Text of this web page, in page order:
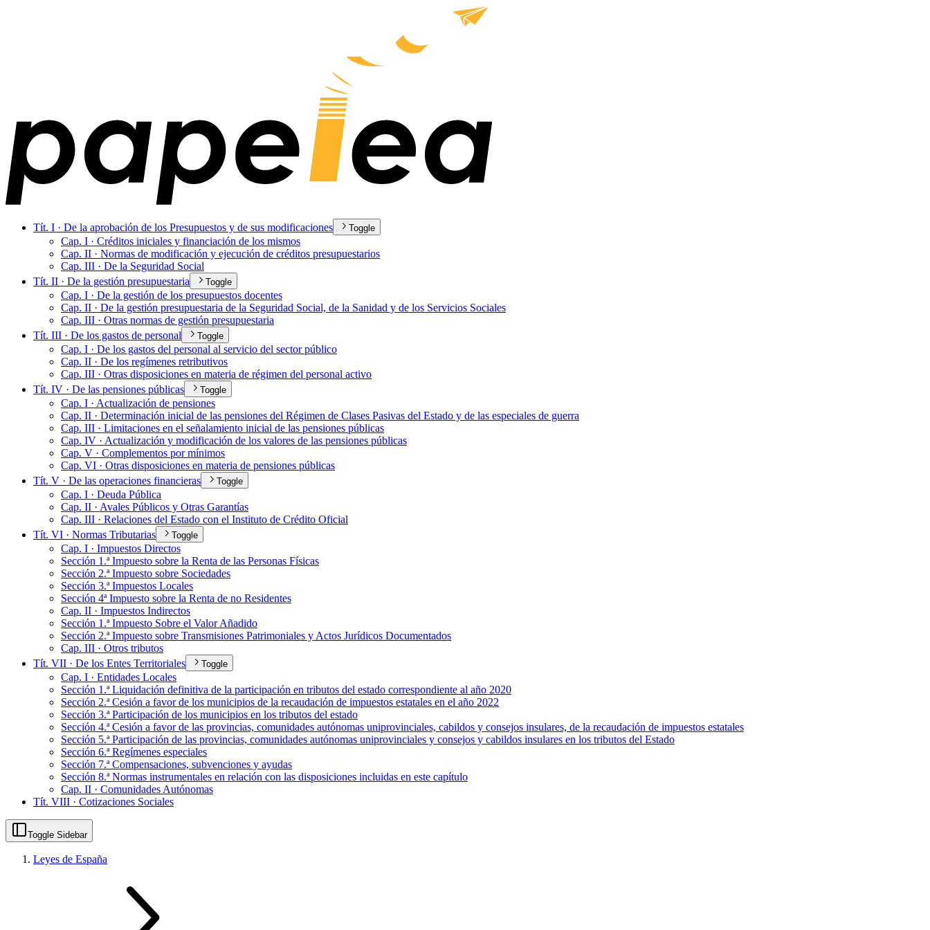
Tít. I · De la aprobación de los Presupuestos y de sus modificaciones Toggle
Cap. I · Créditos iniciales y financiación de los mismos
Cap. II · Normas de modificación y ejecución de créditos presupuestarios
Cap. III · De la Seguridad Social
Tít. II · De la gestión presupuestaria
Toggle
Cap. I · De la gestión de los presupuestos docentes
Cap. II · De la gestión presupuestaria de la Seguridad Social, de la Sanidad y de los Servicios Sociales
Cap. III · Otras normas de gestión presupuestaria
Tít. III · De los gastos de personal
Toggle
Cap. I · De los gastos del personal al servicio del sector público
Cap. II · De los regímenes retributivos
Cap. III · Otras disposiciones en materia de régimen del personal activo
Tít. IV · De las pensiones públicas
Toggle
Cap. I · Actualización de pensiones
Cap. II · Determinación inicial de las pensiones del Régimen de Clases Pasivas del Estado y de las especiales de guerra
Cap. III · Limitaciones en el señalamiento inicial de las pensiones públicas
Cap. IV · Actualización y modificación de los valores de las pensiones públicas
Cap. V · Complementos por mínimos
Cap. VI · Otras disposiciones en materia de pensiones públicas
Tít. V · De las operaciones financieras
Toggle
Cap. I · Deuda Pública
Cap. II · Avales Públicos y Otras Garantías
Cap. III · Relaciones del Estado con el Instituto de Crédito Oficial
Tít. VI · Normas Tributarias
Toggle
Cap. I · Impuestos Directos
Sección 1.ª Impuesto sobre la Renta de las Personas Físicas
Sección 2.ª Impuesto sobre Sociedades
Sección 3.ª Impuestos Locales
Sección 4ª Impuesto sobre la Renta de no Residentes
Cap. II · Impuestos Indirectos
Sección 1.ª Impuesto Sobre el Valor Añadido
Sección 2.ª Impuesto sobre Transmisiones Patrimoniales y Actos Jurídicos Documentados
Cap. III · Otros tributos
Tít. VII · De los Entes Territoriales
Toggle
Cap. I · Entidades Locales
Sección 1.ª Liquidación definitiva de la participación en tributos del estado correspondiente al año 2020
Sección 2.ª Cesión a favor de los municipios de la recaudación de impuestos estatales en el año 2022
Sección 3.ª Participación de los municipios en los tributos del estado
Sección 4.ª Cesión a favor de las provincias, comunidades autónomas uniprovinciales, cabildos y consejos insulares, de la recaudación de impuestos estatales
Sección 5.ª Participación de las provincias, comunidades autónomas uniprovinciales y consejos y cabildos insulares en los tributos del Estado
Sección 6.ª Regímenes especiales
Sección 7.ª Compensaciones, subvenciones y ayudas
Sección 8.ª Normas instrumentales en relación con las disposiciones incluidas en este capítulo
Cap. II · Comunidades Autónomas
Tít. VIII · Cotizaciones Sociales
Toggle Sidebar
Leyes de España